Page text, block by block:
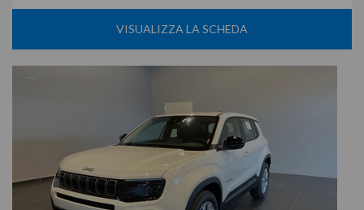
VISUALIZZA LA SCHEDA